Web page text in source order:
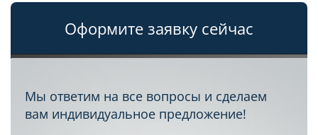
Оформите заявку сейчас
Мы ответим на все вопросы и сделаем
вам индивидуальное предложение!